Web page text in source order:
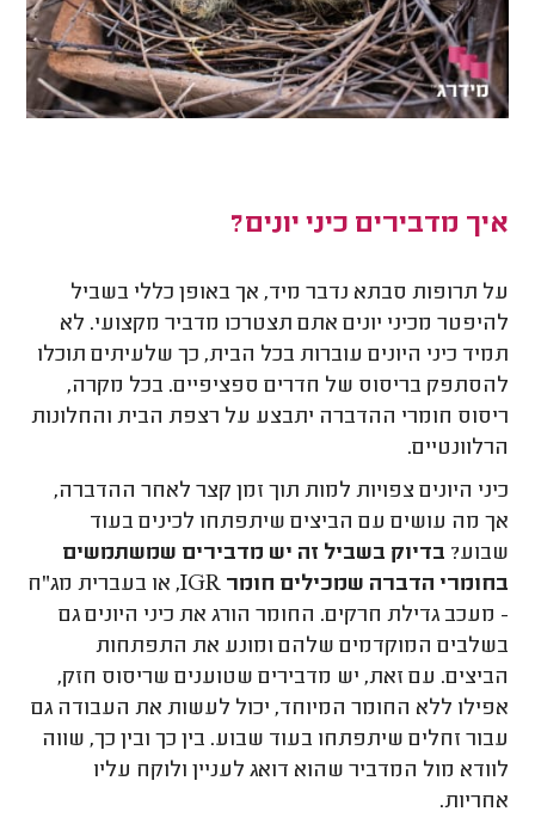
איך מדבירים כיני יונים?
על תרופות סבתא נדבר מיד, אך באופן כללי בשביל
להיפטר מכיני יונים אתם תצטרכו מדביר מקצועי. לא
תמיד כיני היונים עוברות בכל הבית, כך שלעיתים תוכלו
להסתפק בריסוס של חדרים ספציפיים. בכל מקרה,
ריסוס חומרי ההדברה יתבצע על רצפת הבית והחלונות
הרלוונטיים.
כיני היונים צפויות למות תוך זמן קצר לאחר ההדברה,
אך מה עושים עם הביצים שיתפתחו לכינים בעוד
שבוע? בדיוק בשביל זה יש מדבירים שמשתמשים
בחומרי הדברה שמכילים חומרIGR, או בעברית מג"ח
- מעכב גדילת חרקים. החומר הורג את כיני היונים גם
בשלבים המוקדמים שלהם ומונע את התפתחות
הביצים. עם זאת, יש מדבירים שטוענים שריסוס חזק,
אפילו ללא החומר המיוחד, יכול לעשות את העבודה גם
עבור זחלים שיתפתחו בעוד שבוע. בין כך ובין כך, שווה
לוודא מול המדביר שהוא דואג לעניין ולוקח עליו
אחריות.